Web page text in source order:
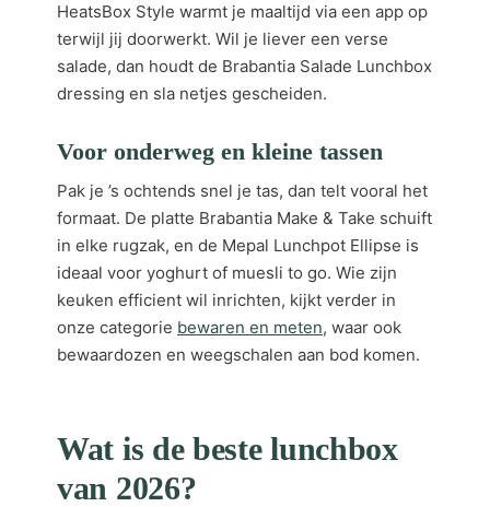
HeatsBox Style warmt je maaltijd via een app op
terwijl jij doorwerkt. Wil je liever een verse
salade, dan houdt de Brabantia Salade Lunchbox
dressing en sla netjes gescheiden.
Voor onderweg en kleine tassen
Pak je ’s ochtends snel je tas, dan telt vooral het
formaat. De platte Brabantia Make & Take schuift
in elke rugzak, en de Mepal Lunchpot Ellipse is
ideaal voor yoghurt of muesli to go. Wie zijn
keuken efficient wil inrichten, kijkt verder in
onze categorie bewaren en meten, waar ook
bewaardozen en weegschalen aan bod komen.
Wat is de beste lunchbox
van 2026?